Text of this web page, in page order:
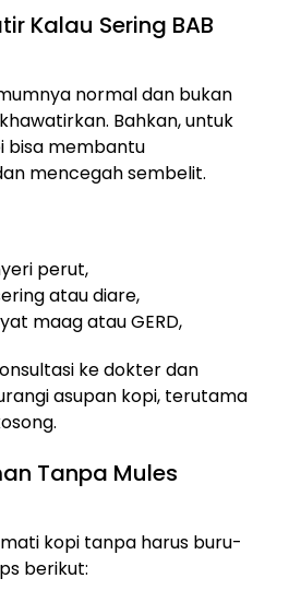
Kalau Sering BAB
normal dan bukan
Bahkan, untuk
bisa membantu
mencegah sembelit.
perut,
atau diare,
maag atau GERD,
ke dokter dan
asupan kopi, terutama
Tanpa Mules
kopi tanpa harus buru-
berikut: